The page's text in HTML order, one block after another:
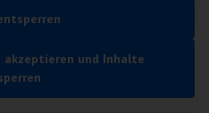
akzeptieren und Inhalte